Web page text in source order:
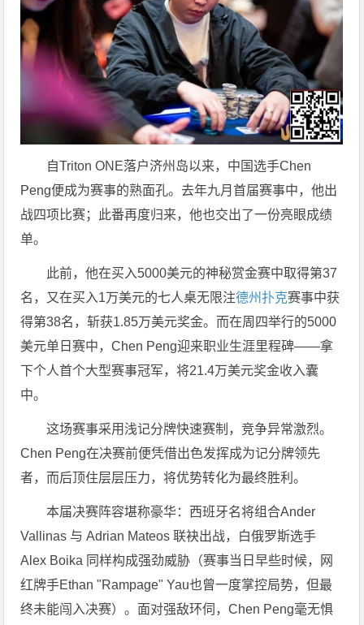
自Triton ONE落户济州岛以来，中国选手Chen
Peng便成为赛事的熟面孔。去年九月首届赛事中，他出
战四项比赛；此番再度归来，他也交出了一份亮眼成绩
单。
此前，他在买入5000美元的神秘赏金赛中取得第37
名，又在买入1万美元的七人桌无限注德州扑克赛事中获
得第38名，斩获1.85万美元奖金。而在周四举行的5000
美元单日赛中，Chen Peng迎来职业生涯里程碑——拿
下个人首个大型赛事冠军，将21.4万美元奖金收入囊
中。
这场赛事采用浅记分牌快速赛制，竞争异常激烈。
Chen Peng在决赛前便凭借出色发挥成为记分牌领先
者，而后顶住层层压力，将优势转化为最终胜利。
本届决赛阵容堪称豪华：西班牙名将组合Ander
Vallinas 与 Adrian Mateos 联袂出战，白俄罗斯选手
Alex Boika 同样构成强劲威胁（赛事当日早些时候，网
红牌手Ethan "Rampage" Yau也曾一度掌控局势，但最
终未能闯入决赛）。面对强敌环伺，Chen Peng毫无惧